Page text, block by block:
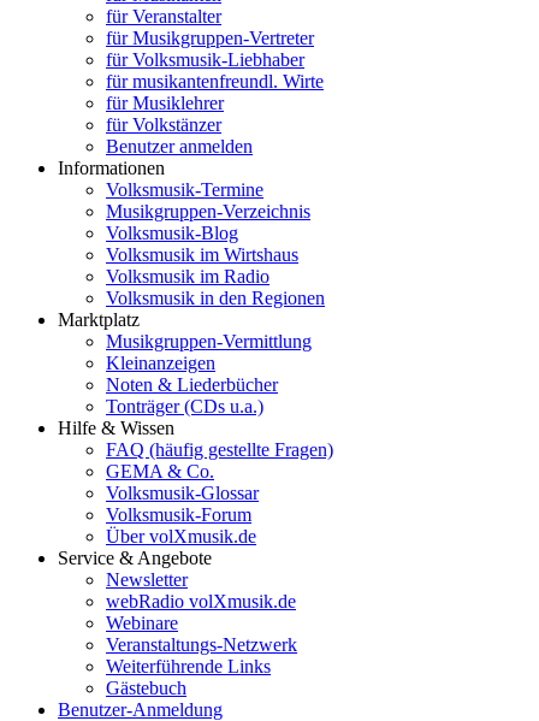
für Veranstalter
für Musikgruppen-Vertreter
für Volksmusik-Liebhaber
für musikantenfreundl. Wirte
für Musiklehrer
für Volkstänzer
Benutzer anmelden
Informationen
Volksmusik-Termine
Musikgruppen-Verzeichnis
Volksmusik-Blog
Volksmusik im Wirtshaus
Volksmusik im Radio
Volksmusik in den Regionen
Marktplatz
Musikgruppen-Vermittlung
Kleinanzeigen
Noten & Liederbücher
Tonträger (CDs u.a.)
Hilfe & Wissen
FAQ (häufig gestellte Fragen)
GEMA & Co.
Volksmusik-Glossar
Volksmusik-Forum
Über volXmusik.de
Service & Angebote
Newsletter
webRadio volXmusik.de
Webinare
Veranstaltungs-Netzwerk
Weiterführende Links
Gästebuch
Benutzer-Anmeldung